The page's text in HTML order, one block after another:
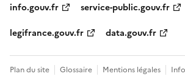
info.gouv.fr
service-public.gouv.fr
legifrance.gouv.fr
data.gouv.fr
Plan du site Glossaire Mentions légales